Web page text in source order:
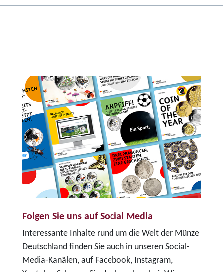
Folgen Sie uns auf Social Media
Interessante Inhalte rund um die Welt der Münze
Deutschland finden Sie auch in unseren Social-
Media-Kanälen, auf Facebook, Instagram,